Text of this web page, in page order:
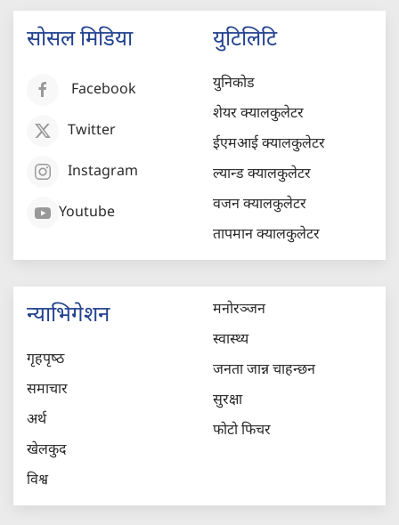
सोसल मिडिया
Facebook
Twitter
Instagram
Youtube
युटिलिटि
युनिकोड
शेयर क्यालकुलेटर
ईएमआई क्यालकुलेटर
ल्यान्ड क्यालकुलेटर
वजन क्यालकुलेटर
तापमान क्यालकुलेटर
न्याभिगेशन
गृहपृष्‍ठ
समाचार
अर्थ
खेलकुद
विश्व
मनोरञ्जन
स्वास्थ्य
जनता जान्न चाहन्छन
सुरक्षा
फोटो फिचर